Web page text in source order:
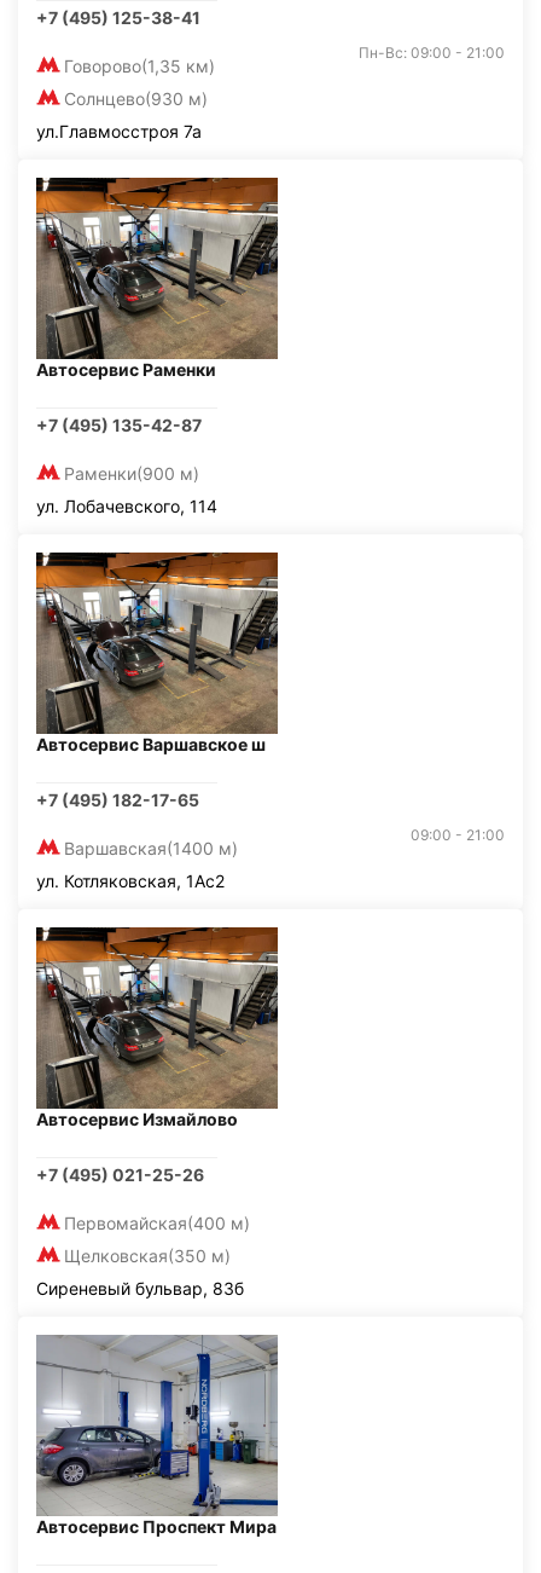
+7 (495) 125-38-41
Говорово(1,35 км)
Солнцево(930 м)
Пн-Вс: 09:00 - 21:00
ул.Главмосстроя 7а
Автосервис Раменки
+7 (495) 135-42-87
Раменки(900 м)
ул. Лобачевского, 114
Автосервис Варшавское ш
+7 (495) 182-17-65
Варшавская(1400 м)
09:00 - 21:00
ул. Котляковская, 1Ас2
Автосервис Измайлово
+7 (495) 021-25-26
Первомайская(400 м)
Щелковская(350 м)
Сиреневый бульвар, 83б
Автосервис Проспект Мира